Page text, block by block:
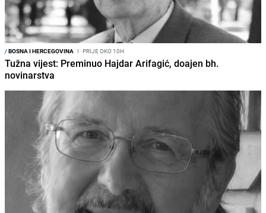
/BOSNA I HERCEGOVINA I PRIJE OKO 10H
Tužna vijest: Preminuo Hajdar Arifagić, doajen bh.
novinarstva